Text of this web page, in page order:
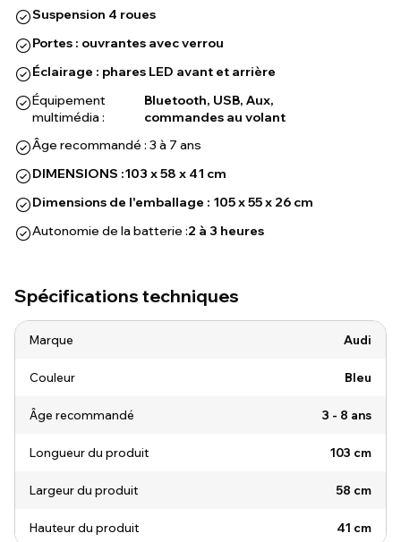
Suspension 4 roues
Portes : ouvrantes avec verrou
Éclairage : phares LED avant et arrière
Équipement
multimédia :
Bluetooth, USB, Aux,
commandes au volant
Âge recommandé : 3 à 7 ans
DIMENSIONS :103 x 58 x 41 cm
Dimensions de l'emballage : 105 x 55 x 26 cm
Autonomie de la batterie :2 à 3 heures
Spécifications techniques
Marque Audi
Couleur Bleu
Âge recommandé 3 - 8 ans
Longueur du produit 103 cm
Largeur du produit 58 cm
Hauteur du produit 41 cm